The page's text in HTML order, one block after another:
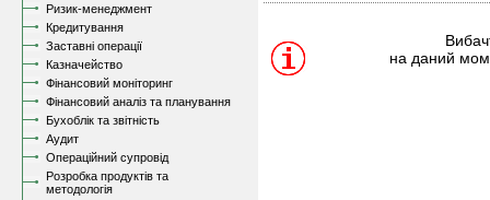
Ризик-менеджмент
Кредитування
Заставні операції
Казначейство
Фінансовий моніторинг
Фінансовий аналіз та планування
Бухоблік та звітність
Аудит
Операційний супровід
Розробка продуктів та
методологія
на даний